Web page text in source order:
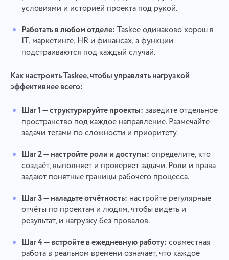
условиями и историей проекта под рукой.
Работать в любом отделе: Taskee одинаково хорош в
IT, маркетинге, HR и финансах, а функции
подстраиваются под каждый случай.
Как настроить Taskee, чтобы управлять нагрузкой
эффективнее всего:
Шаг 1 — структурируйте проекты: заведите отдельное
пространство под каждое направление. Размечайте
задачи тегами по сложности и приоритету.
Шаг 2 — настройте роли и доступы: определите, кто
создаёт, выполняет и проверяет задачи. Роли и права
задают понятные границы рабочего процесса.
Шаг 3 — наладьте отчётность: настройте регулярные
отчёты по проектам и людям, чтобы видеть и
результат, и нагрузку без провалов.
Шаг 4 — встройте в ежедневную работу: совместная
работа в реальном времени означает, что каждое
перевода
Загрузить файлыили перетащить мышкой
Свяжись с нами
Номер телефона
Email
Сообщение
Нажимая на кнопку «Отправить», вы соглашаетесь
на обработку персональных данных согласно
Сообщить об ошибке
Детально опиши возникшую проблему. При
необходимости прикрепи любые нужные
лучше и удобнее для всех.
Загрузить файлыили перетащить мышкой
Отправить
Your message has been sent
successfully
We will contact you soon
Спасибо, что стали частью
Taskee
постараемся внедрить в продукт. Вы помогаете
нам становиться лучше с каждым днем!
Функция
Загрузить файлы
Нажимая на кнопку, вы подтверждаете свое
согласие на обработку
персональные данные.